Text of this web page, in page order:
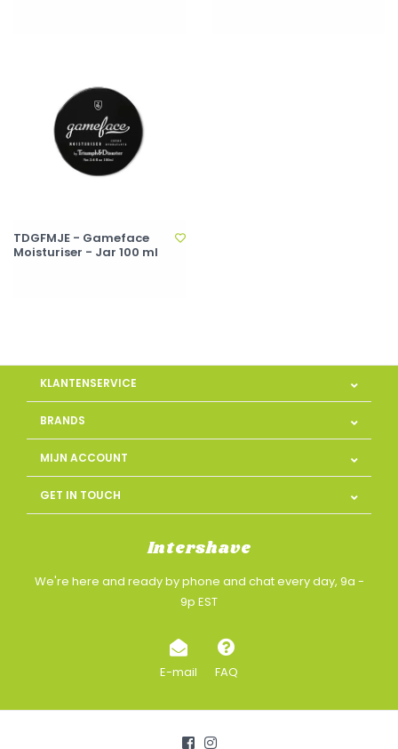
TDGFMJE - Gameface
Moisturiser - Jar 100 ml
KLANTENSERVICE
BRANDS
MIJN ACCOUNT
GET IN TOUCH
Intershave
We're here and ready by phone and chat every day, 9a -
9p EST
E-mail FAQ